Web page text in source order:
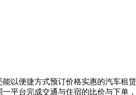
以便捷方式预订价格实惠的汽车租
平台完成交通与住宿的比价与下单